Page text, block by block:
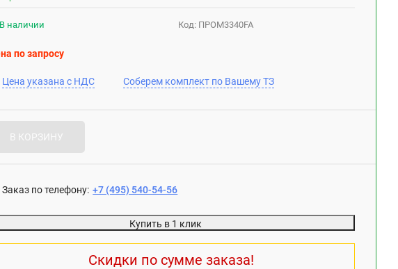
Код: ПРОМ3340FA
В наличии
по запросу
Цена указана с НДС Соберем комплект по Вашему ТЗ
В КОРЗИНУ
Заказ по телефону: +7 (495) 540-54-56
Купить в 1 клик
Скидки по сумме заказа!